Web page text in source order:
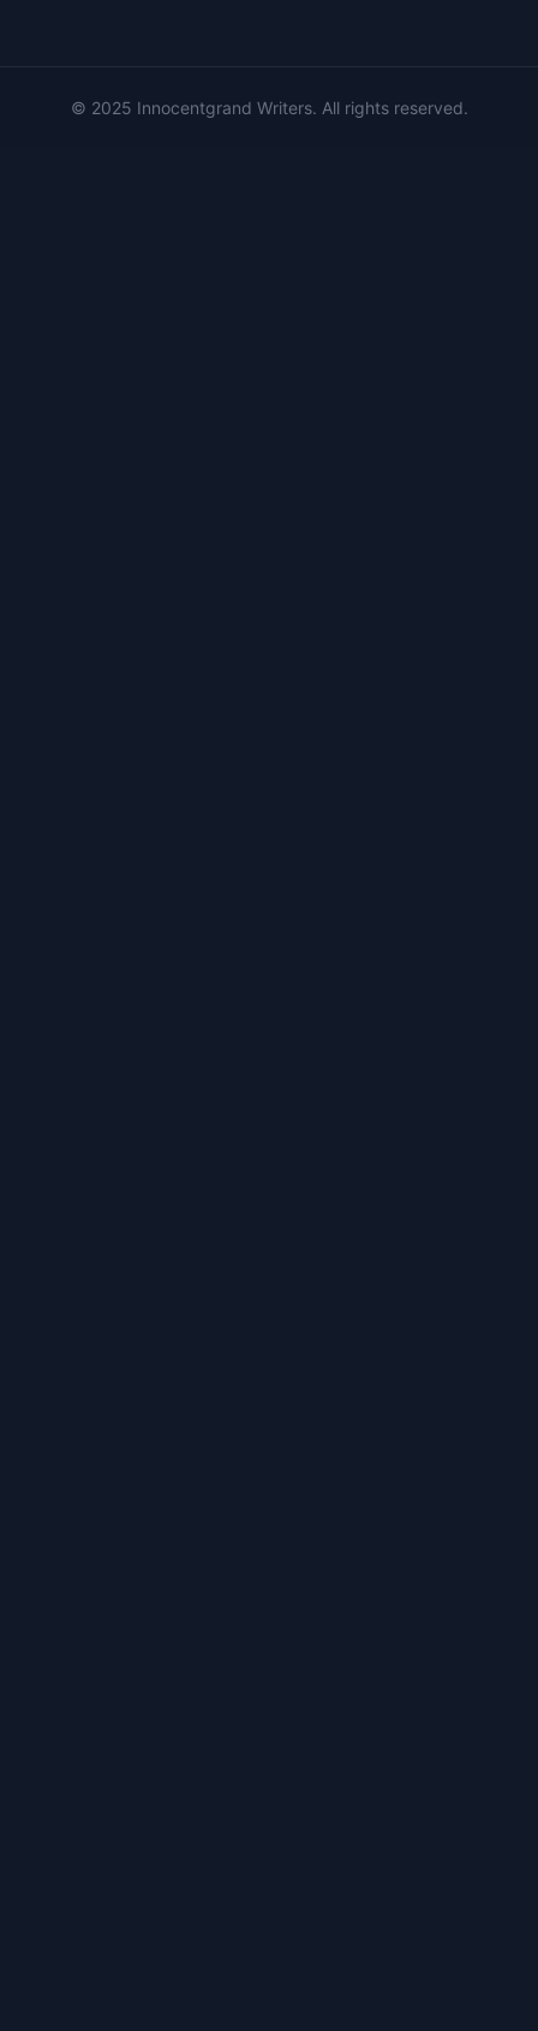
© 2025 Innocentgrand Writers. All rights reserved.